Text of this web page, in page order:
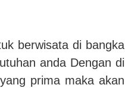
berwisata di bangka
anda Dengan di
prima maka akan